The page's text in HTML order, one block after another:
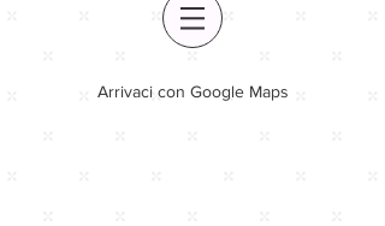
Arrivaci con Google Maps